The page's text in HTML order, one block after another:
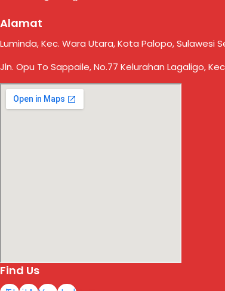
Alamat
Luminda, Kec. Wara Utara, Kota Palopo, Sulawesi
Jln. Opu To Sappaile, No.77 Kelurahan Lagaligo,
Find Us